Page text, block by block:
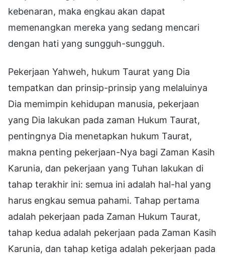
kebenaran, maka engkau akan dapat
memenangkan mereka yang sedang mencari
dengan hati yang sungguh-sungguh.
Pekerjaan Yahweh, hukum Taurat yang Dia
tempatkan dan prinsip-prinsip yang melaluinya
Dia memimpin kehidupan manusia, pekerjaan
yang Dia lakukan pada zaman Hukum Taurat,
pentingnya Dia menetapkan hukum Taurat,
makna penting pekerjaan-Nya bagi Zaman Kasih
Karunia, dan pekerjaan yang Tuhan lakukan di
tahap terakhir ini: semua ini adalah hal-hal yang
harus engkau semua pahami. Tahap pertama
adalah pekerjaan pada Zaman Hukum Taurat,
tahap kedua adalah pekerjaan pada Zaman Kasih
Karunia, dan tahap ketiga adalah pekerjaan pada